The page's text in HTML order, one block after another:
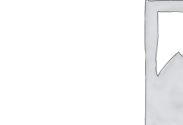
Visa Hong Kong
Visa Anh Quốc
Visa Luxembourg